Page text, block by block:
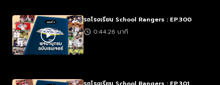
รถโรงเรียน School Rangers : EP.300
0:44:26 นาที